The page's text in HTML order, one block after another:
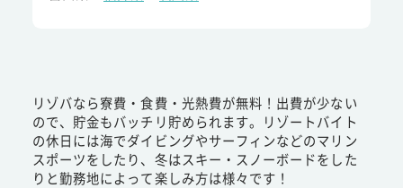
リゾバなら寮費・食費・光熱費が無料！出費が少ない
ので、貯金もバッチリ貯められます。リゾートバイト
の休日には海でダイビングやサーフィンなどのマリン
スポーツをしたり、冬はスキー・スノーボードをした
りと勤務地によって楽しみ方は様々です！